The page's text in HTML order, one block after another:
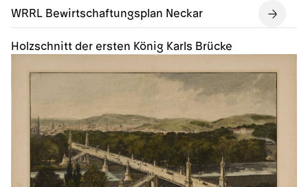
WRRL Bewirtschaftungsplan Neckar
Holzschnitt der ersten König Karls Brücke